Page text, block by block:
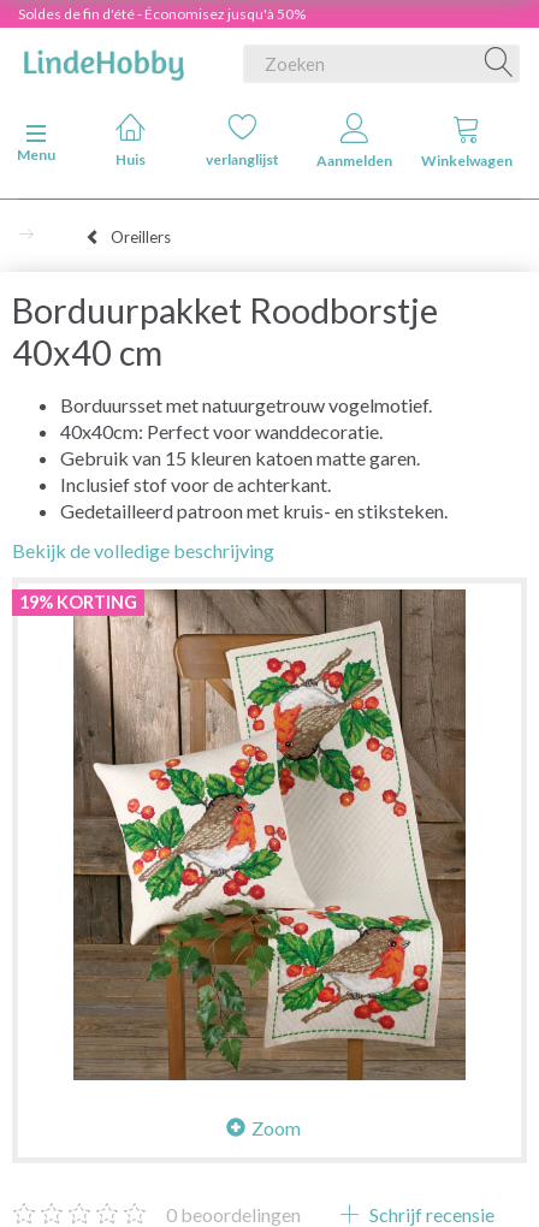
Soldes de fin d'été - Économisez jusqu'à 50%
Navigatie in-/uitschakelen
Menu
Huis verlanglijst Aanmelden Winkelwagen
Oreillers
Borduurpakket Roodborstje
40x40 cm
Borduursset met natuurgetrouw vogelmotief.
40x40cm: Perfect voor wanddecoratie.
Gebruik van 15 kleuren katoen matte garen.
Inclusief stof voor de achterkant.
Gedetailleerd patroon met kruis- en stiksteken.
Bekijk de volledige beschrijving
19% KORTING
Zoom
0 beoordelingen Schrijf recensie